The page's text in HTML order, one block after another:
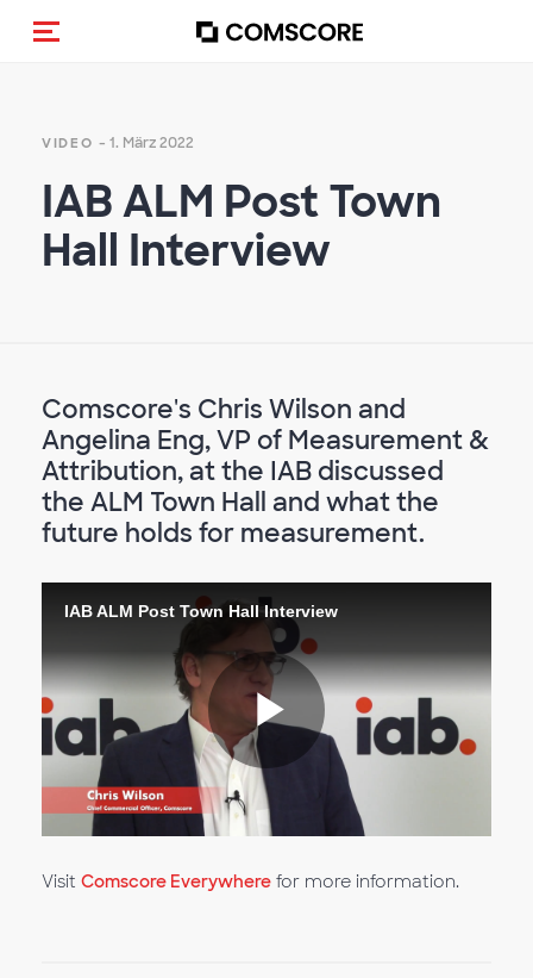
Navigation (de-)aktivieren
VIDEO - 1. März 2022
IAB ALM Post Town
Hall Interview
Comscore's Chris Wilson and
Angelina Eng, VP of Measurement &
Attribution, at the IAB discussed
the ALM Town Hall and what the
future holds for measurement.
IAB ALM Post Town Hall Interview
Video
Visit Comscore Everywhere for more information.